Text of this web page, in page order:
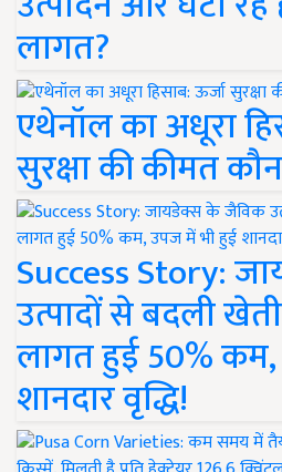
लागत?
एथेनॉल का अधूरा
सुरक्षा की कीमत
Success Story:
उत्पादों से बदली
लागत हुई 50%
शानदार वृद्धि!